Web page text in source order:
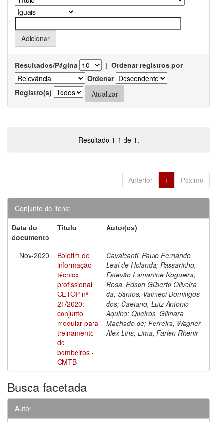
Resultados/Página | Ordenar registros por
Ordenar
Registro(s)
Resultado 1-1 de 1.
Anterior 1 Póximo
Conjunto de itens:
Data do
documento
Título Autor(es)
Nov-2020
Boletim de
informação
técnico-
profissional
CETOP nº
21/2020:
conjunto
modular para
treinamento
de
bombeiros -
CMTB
Cavalcanti, Paulo Fernando
Leal de Holanda; Passarinho,
Estevão Lamartine Nogueira;
Rosa, Edson Gilberto Oliveira
da; Santos, Valmeci Domingos
dos; Caetano, Luiz Antonio
Aquino; Queiros, Gilmara
Machado de; Ferreira, Wagner
Alex Lins; Lima, Farlen Rhenir
Busca facetada
Autor